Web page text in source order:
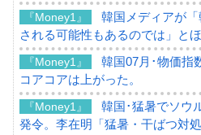
『Money1』
韓国メディアが
される可能性もあるのでは」とほ
『Money1』
韓国07月･物価指
コアコアは上がった。
『Money1』
韓国･猛暑でソウ
発令。李在明「猛暑・干ばつ対